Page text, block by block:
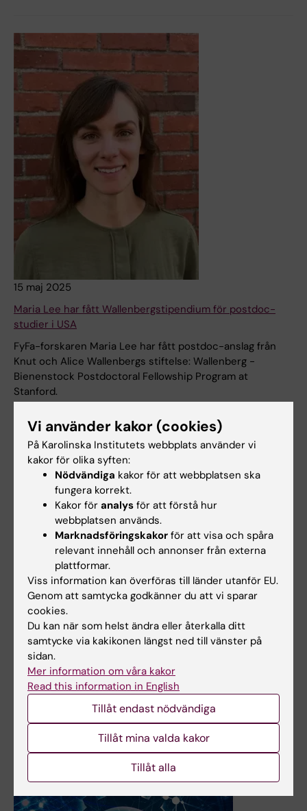
15 maj 2025
Maria Lee har fått Wallenbergstipendium för postdoc-
studier i USA
FyFa-forskaren Maria Lee har fått postdoc-anslag från
Knut och Alice Wallenbergs stiftelse: Wallenberg -
Bienenstock Postdoctoral Fellowship Program at
Stanford.
Nyheter
4 apr 2025
Olle Kämpe får förlängning som Wallenberg Clinical
Scholar
Fem Wallenberg Clinical Scholars har under 2025
beviljats ett förlängt anslag under ytterligare fem år. Bland
dessa finns KI-forskaren Olle Kämpe, som därmed får
stöd i sammanlagt tio år för sin forskning om orsakerna till
autoimmuna sjukdomar.
Vi använder kakor (cookies)
På Karolinska Institutets webbplats använder vi
kakor för olika syften:
Nödvändiga kakor för att webbplatsen ska
fungera korrekt.
Kakor för analys för att förstå hur
webbplatsen används.
Marknadsföringskakor för att visa och spåra
relevant innehåll och annonser från externa
plattformar.
Viss information kan överföras till länder utanför EU.
Genom att samtycka godkänner du att vi sparar
cookies.
Du kan när som helst ändra eller återkalla ditt
samtycke via kakikonen längst ned till vänster på
sidan.
Mer information om våra kakor
Read this information in English
Tillåt endast nödvändiga
Tillåt mina valda kakor
Tillåt alla